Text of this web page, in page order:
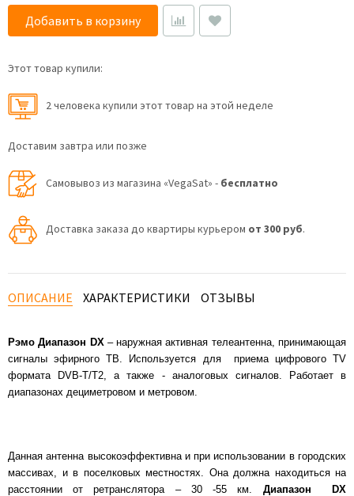
Добавить в корзину
Этот товар купили:
2 человекa купили этот товар на этой неделе
Доставим завтра или позже
Самовывоз из магазина «VegaSat» - бесплатно
Доставка заказа до квартиры курьером от 300 руб.
ОПИСАНИЕ ХАРАКТЕРИСТИКИ ОТЗЫВЫ
Рэмо Диапазон DX– наружная активная телеантенна, принимающая
сигналы эфирного ТВ. Используется для приема цифрового TV
формата DVB-T/T2, а также - аналоговых сигналов. Работает в
диапазонах дециметровом и метровом.
Данная антенна высокоэффективна и при использовании в городских
массивах, и в поселковых местностях. Она должна находиться на
расстоянии от ретранслятора – 30 -55 км. Диапазон DX